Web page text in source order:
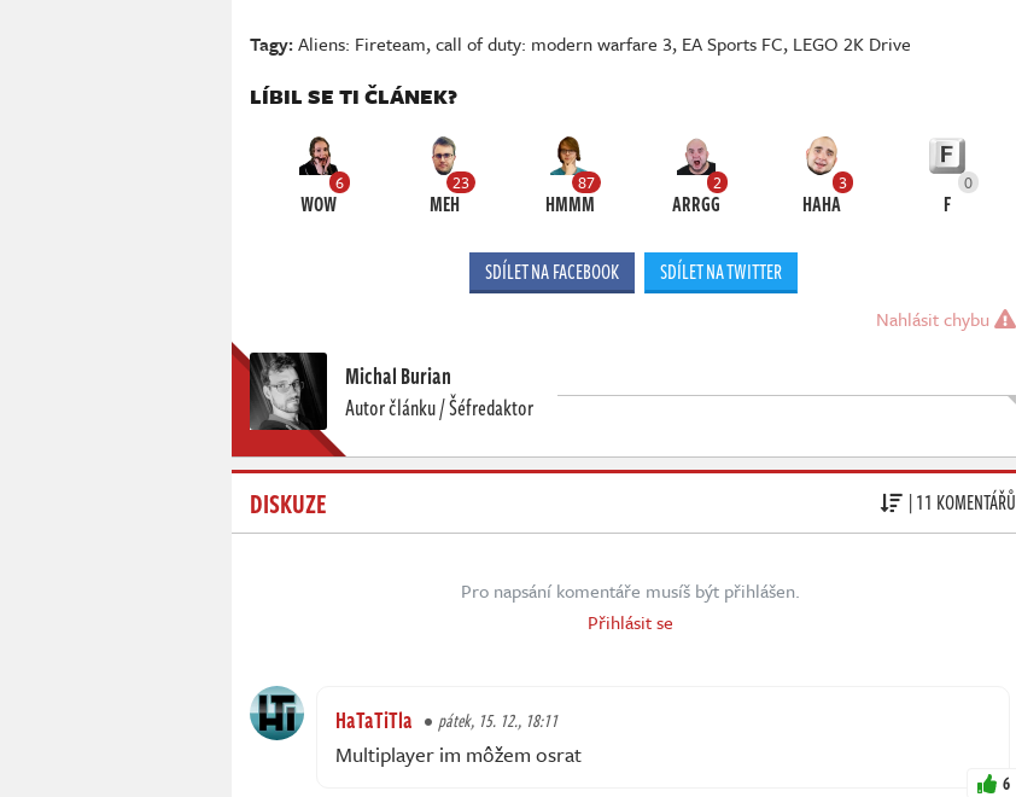
Tagy:Aliens: Fireteam,call of duty: modern warfare 3, EA Sports FC, LEGO 2K Drive
LÍBIL SE TI ČLÁNEK?
6
WOW
23
MEH
87
HMMM
2
ARRGG
3
HAHA
0
F
SDÍLET NA FACEBOOK SDÍLET NA TWITTER
Nahlásit chybu
Michal Burian
Autor článku / Šéfredaktor
DISKUZE | 11 KOMENTÁŘŮ
Pro napsání komentáře musíš být přihlášen.
Přihlásit se
HaTaTiTla pátek, 15. 12., 18:11
Multiplayer im môžem osrat
6